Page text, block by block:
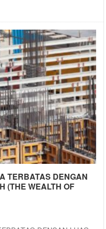
TERBATAS DENGAN
(THE WEALTH OF